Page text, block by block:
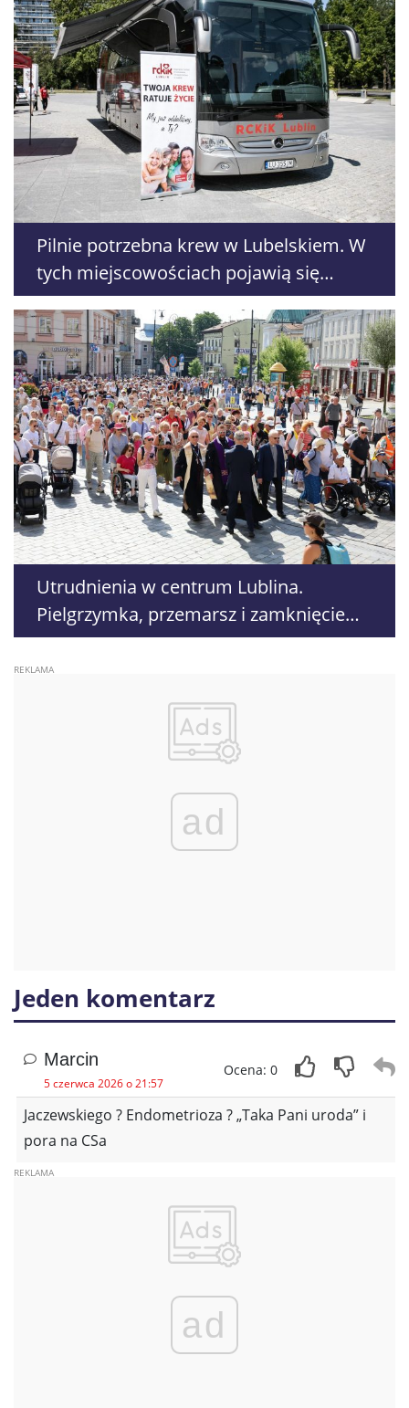
Pilnie potrzebna krew w Lubelskiem. W
tych miejscowościach pojawią się
mobilne punkty poboru
Utrudnienia w centrum Lublina.
Pielgrzymka, przemarsz i zamknięcie
Placu Zamkowego
ad
Jeden komentarz
Marcin
5 czerwca 2026 o 21:57
Ocena: 0
Jaczewskiego ? Endometrioza ? „Taka Pani uroda” i
pora na CSa
ad